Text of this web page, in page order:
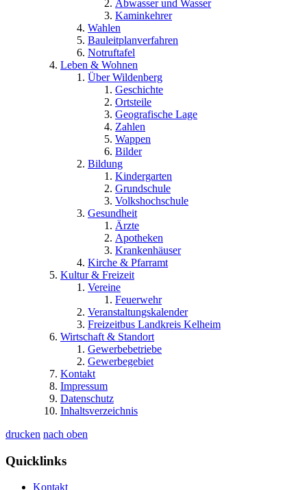
Abwasser und Wasser
Kaminkehrer
Wahlen
Bauleitplanverfahren
Notruftafel
Leben & Wohnen
Über Wildenberg
Geschichte
Ortsteile
Geografische Lage
Zahlen
Wappen
Bilder
Bildung
Kindergarten
Grundschule
Volkshochschule
Gesundheit
Ärzte
Apotheken
Krankenhäuser
Kirche & Pfarramt
Kultur & Freizeit
Vereine
Feuerwehr
Veranstaltungskalender
Freizeitbus Landkreis Kelheim
Wirtschaft & Standort
Gewerbebetriebe
Gewerbegebiet
Kontakt
Impressum
Datenschutz
Inhaltsverzeichnis
drucken nach oben
Quicklinks
Kontakt